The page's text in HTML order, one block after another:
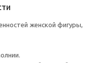
женской фигуры,